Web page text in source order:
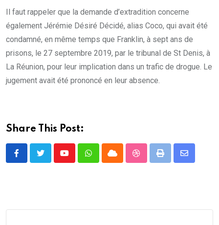
Il faut rappeler que la demande d’extradition concerne
également Jérémie Désiré Décidé, alias Coco, qui avait été
condamné, en même temps que Franklin, à sept ans de
prisons, le 27 septembre 2019, par le tribunal de St Denis, à
La Réunion, pour leur implication dans un trafic de drogue. Le
jugement avait été prononcé en leur absence.
Share This Post:
YoutubeWhatsappCloud StumbleUpon
Print
Share